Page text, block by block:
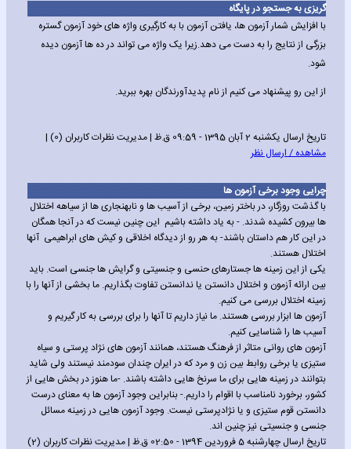
گریزی به جستجو در پایگاه
با افزایش شمار آزمون ها، یافتن آزمون با به کارگیری واژه های خود آزمون گستره
بزرگی از نتایج را به دست می دهد.زیرا یک واژه می تواند در ده ها آزمون دیده
شود.
از این رو پیشنهاد می کنیم از نام پدیدآورندگان بهره ببرید.
تاریخ ارسال یکشنبه 2 آبان 1395 - 09:59 ق.ظ | مدیریت نظرات کاربران (0) |
مشاهده / ارسال نظر
چرایی وجود برخی آزمون ها
با گذشت روزگار، در باختر زمین، برخی از آسیب ها و نابهنجاری ها از سیاهه اختلال
ها بیرون کشیده شدند. - به یاد داشته باشیم این چنین نیست که در آنجا همگان
در این کار هم داستان باشند- به هر رو از دیدگاه اخلاقی و کیش های ابراهیمی آنها
اختلال هستند.
یکی از این زمینه ها جستارهای حنسی و جنسیتی و گرایش ها جنسی است. باید
بین ارائه آزمون و اختلال دانستن یا ندانستن تفاوت بگذاریم. ما بخشی از آنها را با
زمینه اختلال بررسی می کنیم.
آزمون ها ابزار بررسی هستند. ما نیاز داریم تا آنها را برای بررسی به کار گیریم و
آسیب ها را شناسایی کنیم.
آزمون های روانی متاثر از فرهنگ هستند، همانند آزمون های نژاد پرستی و سیاه
ستیزی یا برخی روابط بین زن و مرد که در ایران چندان سودمند نیستند ولی شاید
بتوانند در زمینه هایی برای ما سرنخ هایی داشته باشند. -ما هنوز در بخش هایی از
کشور، برخورد نامناسب با اقوام را داریم.- بنابراین وجود آزمون ها به معنای درست
دانستن قوم ستیزی و یا نژادپرستی نیست. وجود آزمون هایی در زمینه مسائل
جنسی و جنسیتی نیز چنین اند.
تاریخ ارسال چهارشنبه 5 فروردین 1394 - 02:50 ق.ظ | مدیریت نظرات کاربران (2)